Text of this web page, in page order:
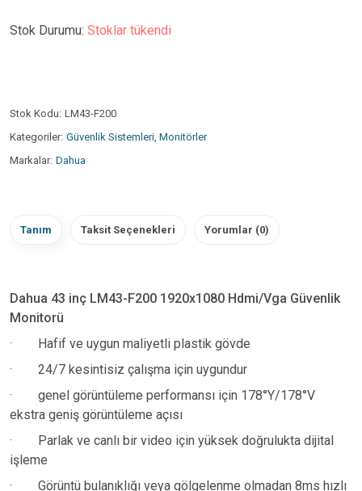
Stok Durumu: Stoklar tükendi
Stok Kodu: LM43-F200
Kategoriler: Güvenlik Sistemleri, Monitörler
Markalar: Dahua
Tanım Taksit Seçenekleri Yorumlar (0)
Dahua 43 inç LM43-F200 1920x1080 Hdmi/Vga Güvenlik
Monitorü
·
Hafif ve uygun maliyetli plastik gövde
·
24/7 kesintisiz çalışma için uygundur
·
genel görüntüleme performansı için 178°Y/178°V
ekstra geniş görüntüleme açısı
·
Parlak ve canlı bir video için yüksek doğrulukta dijital
işleme
·
Görüntü bulanıklığı veya gölgelenme olmadan 8ms hızlı